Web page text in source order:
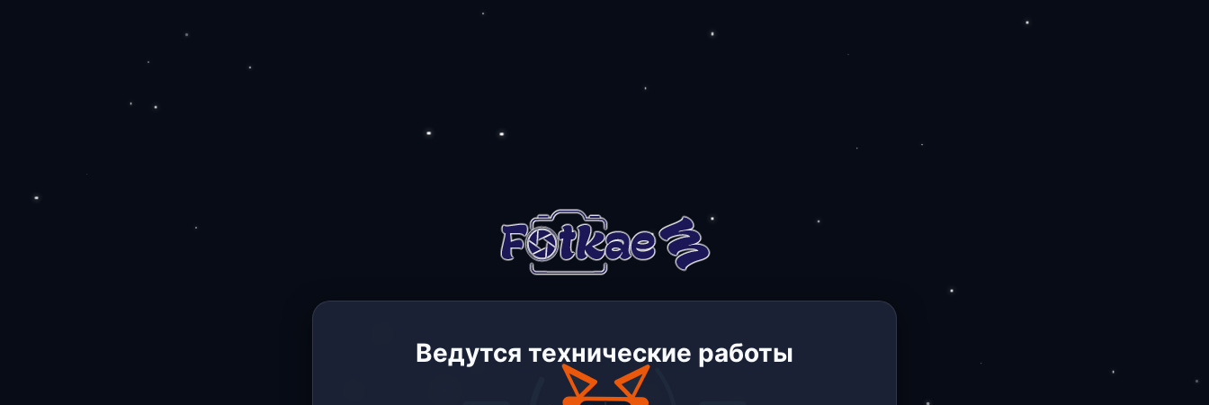
Ведутся технические работы